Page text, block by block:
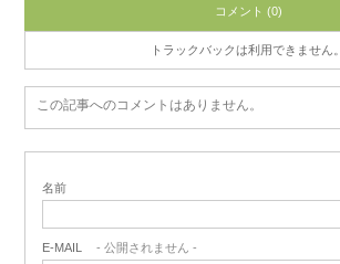
コメント (0)
トラックバックは利用できません。
この記事へのコメントはありません。
名前
E-MAIL - 公開されません -